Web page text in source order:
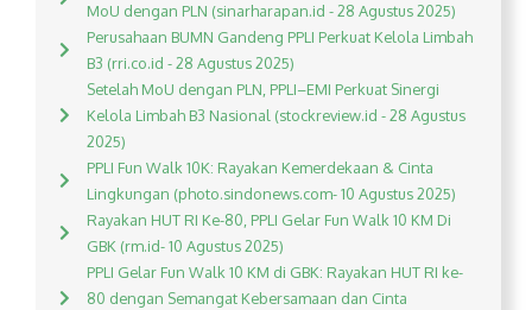
MoU dengan PLN (sinarharapan.id - 28 Agustus 2025)
Perusahaan BUMN Gandeng PPLI Perkuat Kelola Limbah
B3 (rri.co.id - 28 Agustus 2025)
Setelah MoU dengan PLN, PPLI–EMI Perkuat Sinergi
Kelola Limbah B3 Nasional (stockreview.id - 28 Agustus
2025)
PPLI Fun Walk 10K: Rayakan Kemerdekaan & Cinta
Lingkungan (photo.sindonews.com- 10 Agustus 2025)
Rayakan HUT RI Ke-80, PPLI Gelar Fun Walk 10 KM Di
GBK (rm.id- 10 Agustus 2025)
PPLI Gelar Fun Walk 10 KM di GBK: Rayakan HUT RI ke-
80 dengan Semangat Kebersamaan dan Cinta